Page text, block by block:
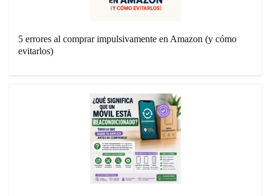
5 errores al comprar impulsivamente en Amazon (y cómo
evitarlos)